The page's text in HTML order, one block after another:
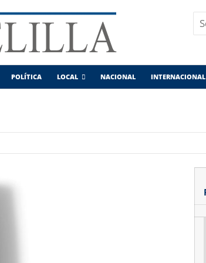
POLÍTICA LOCAL NACIONAL INTERNACIONAL